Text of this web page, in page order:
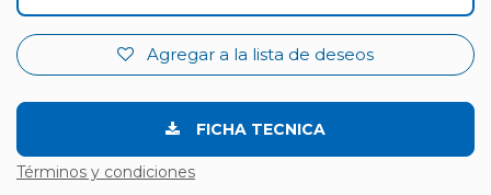
Agregar a la lista de deseos
FICHA TECNICA
Términos y condiciones